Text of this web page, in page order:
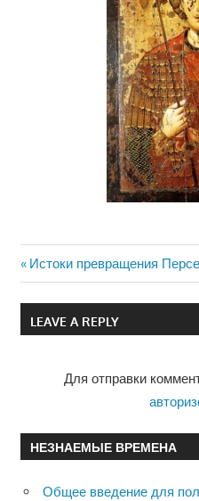
Навигация
по
Previous
Post:
Истоки превращения
LEAVE A REPLY
Для отправки
НЕЗНАЕМЫЕ ВРЕМЕНА
Общее введение для